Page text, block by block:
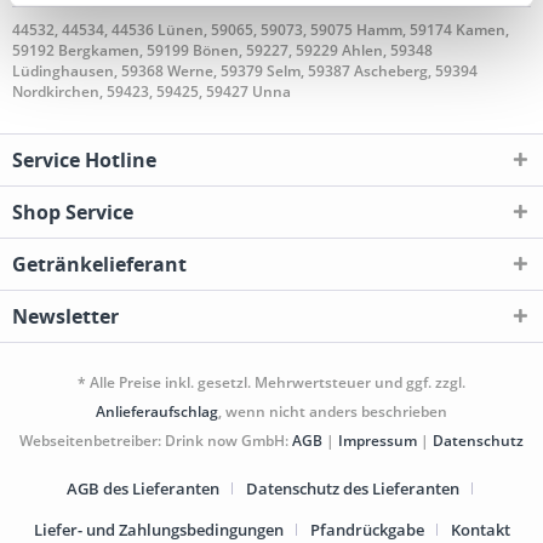
44532, 44534, 44536 Lünen, 59065, 59073, 59075 Hamm, 59174 Kamen,
59192 Bergkamen, 59199 Bönen, 59227, 59229 Ahlen, 59348
Lüdinghausen, 59368 Werne, 59379 Selm, 59387 Ascheberg, 59394
Nordkirchen, 59423, 59425, 59427 Unna
Service Hotline
Shop Service
Getränkelieferant
Newsletter
* Alle Preise inkl. gesetzl. Mehrwertsteuer und ggf. zzgl.
Anlieferaufschlag, wenn nicht anders beschrieben
Webseitenbetreiber: Drink now GmbH:AGB | Impressum | Datenschutz
AGB des Lieferanten
Datenschutz des Lieferanten
Liefer- und Zahlungsbedingungen
Pfandrückgabe Kontakt